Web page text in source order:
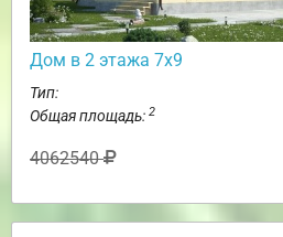
Дом в 2 этажа 7х9
Тип:
Общая площадь: 2
4062540